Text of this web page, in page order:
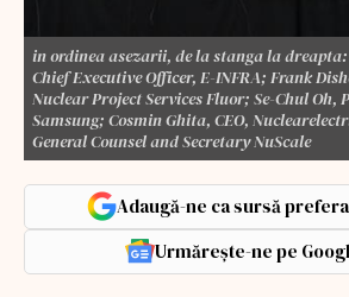
in ordinea asezarii, de la stanga la
Chief Executive Officer, E-INFRA; Frank
Nuclear Project Services Fluor; Se-Chul Oh,
Samsung; Cosmin Ghita, CEO,
General Counsel and Secretary NuScale
Adaugă-ne ca sursă
Urmărește-ne pe